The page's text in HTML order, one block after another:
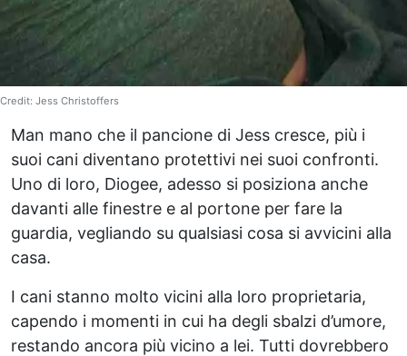
Credit: Jess Christoffers
Man mano che il pancione di Jess cresce, più i
suoi cani diventano protettivi nei suoi confronti.
Uno di loro, Diogee, adesso si posiziona anche
davanti alle finestre e al portone per fare la
guardia, vegliando su qualsiasi cosa si avvicini alla
casa.
I cani stanno molto vicini alla loro proprietaria,
capendo i momenti in cui ha degli sbalzi d’umore,
restando ancora più vicino a lei. Tutti dovrebbero